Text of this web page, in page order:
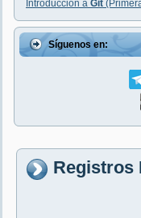
Introducción a Git
Síguenos en:
Registros